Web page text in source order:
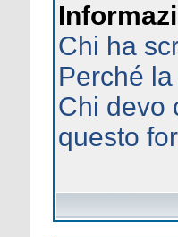
Chi ha
Perché
Chi devo
questo